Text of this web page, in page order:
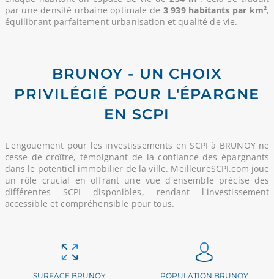
par une densité urbaine optimale de 3 939 habitants par km²,
équilibrant parfaitement urbanisation et qualité de vie.
BRUNOY - UN CHOIX
PRIVILÉGIÉ POUR L'ÉPARGNE
EN SCPI
L'engouement pour les investissements en SCPI à BRUNOY ne
cesse de croître, témoignant de la confiance des épargnants
dans le potentiel immobilier de la ville. MeilleureSCPI.com joue
un rôle crucial en offrant une vue d'ensemble précise des
différentes SCPI disponibles, rendant l'investissement
accessible et compréhensible pour tous.
SURFACE BRUNOY POPULATION BRUNOY